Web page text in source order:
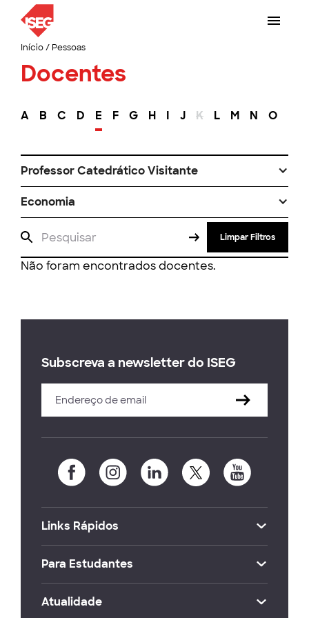
Início/ Pessoas
Docentes
A B C D E F G H I J K L M N O
Professor Catedrático Visitante
Economia
Limpar Filtros
Não foram encontrados docentes.
Subscreva a newsletter do ISEG
Links Rápidos
Para Estudantes
Atualidade